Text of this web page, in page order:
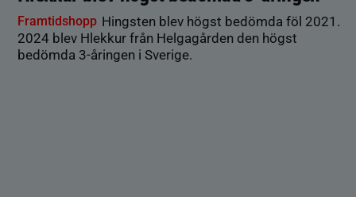
Framtidshopp Hingsten blev högst bedömda föl 2021.
2024 blev Hlekkur från Helgagården den högst
bedömda 3-åringen i Sverige.